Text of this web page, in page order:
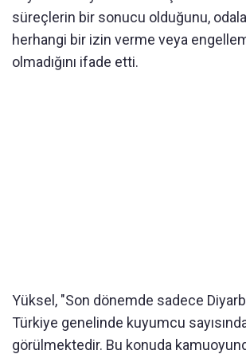
süreçlerin bir sonucu olduğunu,
herhangi bir izin verme veya
olmadığını ifade etti.
Yüksel, "Son dönemde sadece
Türkiye genelinde kuyumcu sayısında
görülmektedir. Bu konuda